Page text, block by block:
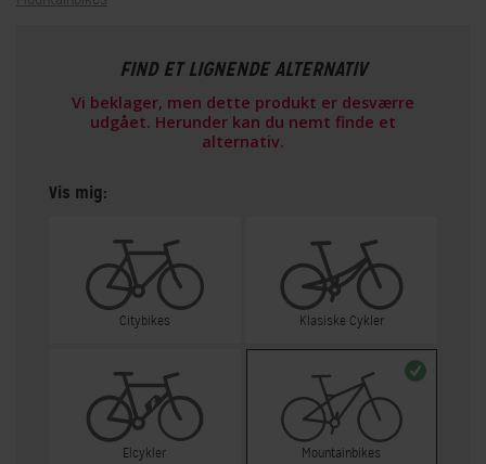
FIND ET LIGNENDE ALTERNATIV
Vi beklager, men dette produkt er desværre
udgået. Herunder kan du nemt finde et
alternativ.
Vis mig:
Citybikes Klasiske Cykler
Elcykler Mountainbikes